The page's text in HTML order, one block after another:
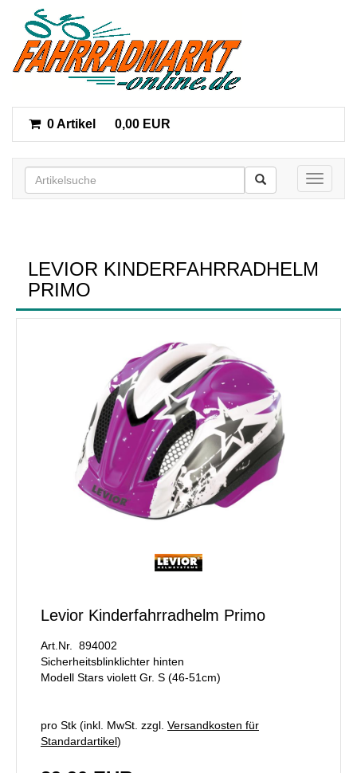
0 Artikel 0,00 EUR
Toggle
LEVIOR KINDERFAHRRADHELM
PRIMO
Levior Kinderfahrradhelm Primo
Art.Nr. 894002
Sicherheitsblinklichter hinten
Modell Stars violett Gr. S (46-51cm)
pro Stk (inkl. MwSt. zzgl. Versandkosten für
Standardartikel)